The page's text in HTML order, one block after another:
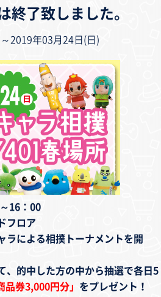
終了致しました。
2019年03月24日(日)
16：00
フロア
ラによる相撲トーナメントを開
、的中した方の中から抽選で各日5
品券3,000円分」 をプレゼント！